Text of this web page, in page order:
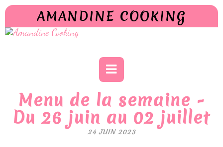
AMANDINE COOKING
Menu de la semaine -
Du 26 juin au 02 juillet
24 JUIN 2023